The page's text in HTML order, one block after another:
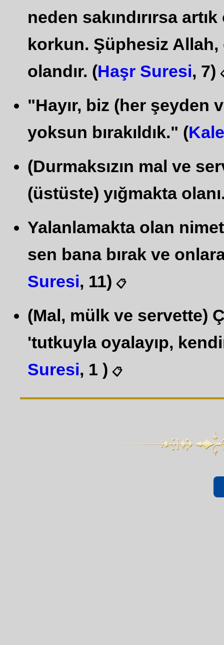
neden sakındırırsa
korkun. Şüphesiz Allah,
olandır. (Haşr Suresi, 7)
"Hayır, biz (her şeyden
yoksun bırakıldık." (
(Durmaksızın mal ve
(üstüste) yığmakta
Yalanlamakta olan
sen bana bırak ve
Suresi, 11) 📋
(Mal, mülk ve servette)
'tutkuyla oyalayıp,
Suresi, 1 ) 📋